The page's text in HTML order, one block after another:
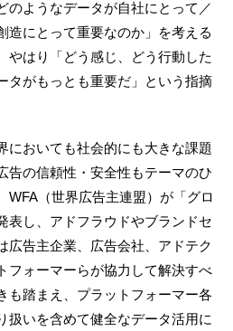
のようなデータが自社にとって／
造にとって重要なのか」を考える
やはり「どう感じ、どう行動した
タがもっとも重要だ」という指摘
においても社会的にも大きな課題
告の信頼性・安全性もテーマのひ
WFA（世界広告主連盟）が「グロ
表し、アドフラウドやブランドセ
広告主企業、広告会社、アドテク
フォーマーらが協力して解決すべ
も踏まえ、プラットフォーマー各
扱いを含めて健全なデータ活用に